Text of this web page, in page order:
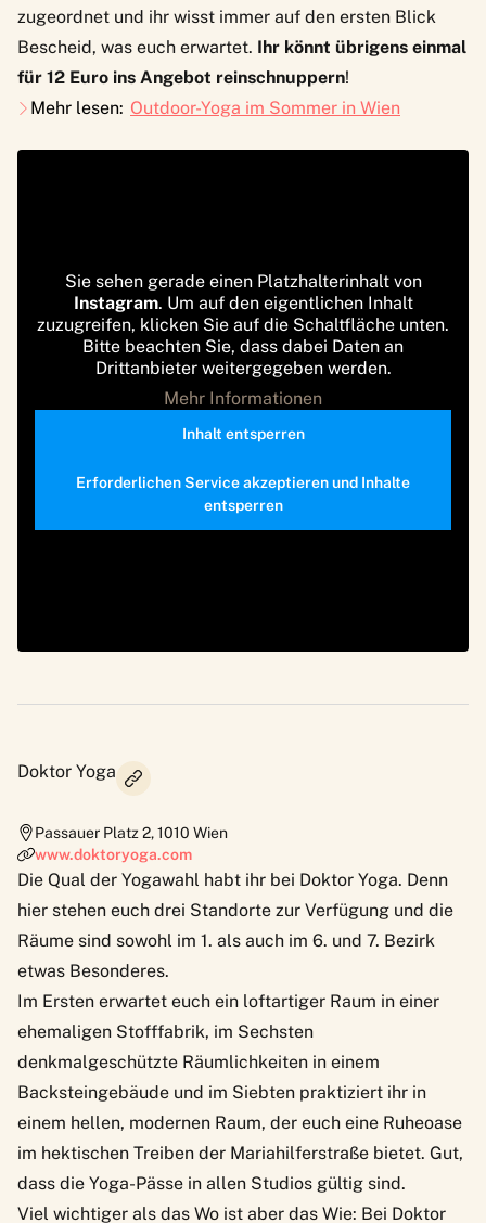
zugeordnet und ihr wisst immer auf den ersten Blick
Bescheid, was euch erwartet. Ihr könnt übrigens einmal
für 12 Euro ins Angebot reinschnuppern!
Mehr lesen: Outdoor-Yoga im Sommer in Wien
Sie sehen gerade einen Platzhalterinhalt von
Instagram. Um auf den eigentlichen Inhalt
zuzugreifen, klicken Sie auf die Schaltfläche unten.
Bitte beachten Sie, dass dabei Daten an
Drittanbieter weitergegeben werden.
Mehr Informationen
Inhalt entsperren
Erforderlichen Service akzeptieren und Inhalte
entsperren
Doktor Yoga
Passauer Platz 2,1010 Wien
www.doktoryoga.com
Die Qual der Yogawahl habt ihr bei Doktor Yoga. Denn
hier stehen euch drei Standorte zur Verfügung und die
Räume sind sowohl im 1. als auch im 6. und 7. Bezirk
etwas Besonderes.
Im Ersten erwartet euch ein loftartiger Raum in einer
ehemaligen Stofffabrik, im Sechsten
denkmalgeschützte Räumlichkeiten in einem
Backsteingebäude und im Siebten praktiziert ihr in
einem hellen, modernen Raum, der euch eine Ruheoase
im hektischen Treiben der Mariahilferstraße bietet. Gut,
dass die Yoga-Pässe in allen Studios gültig sind.
Viel wichtiger als das Wo ist aber das Wie: Bei Doktor